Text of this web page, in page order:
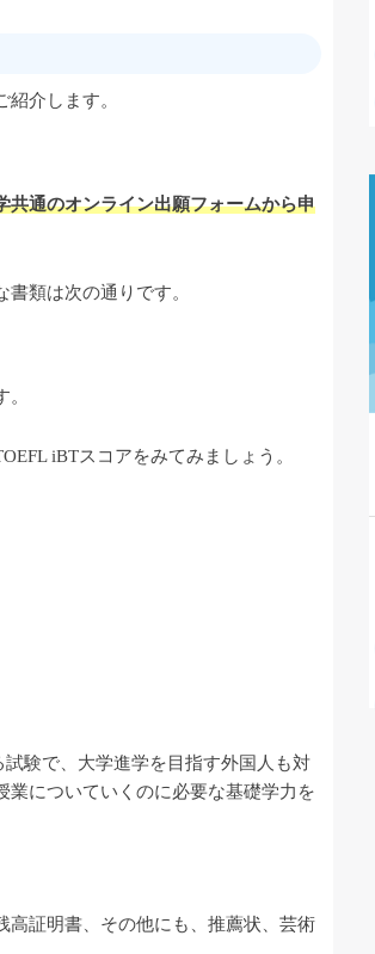
介します。
共通のオンライン出願フォームから申
類は次の通りです。
iBTスコアをみてみましょう。
験で、 大学進学を目指す外国人も対
についていくのに必要な基礎学力を
高証明書、その他にも、推薦状、芸術